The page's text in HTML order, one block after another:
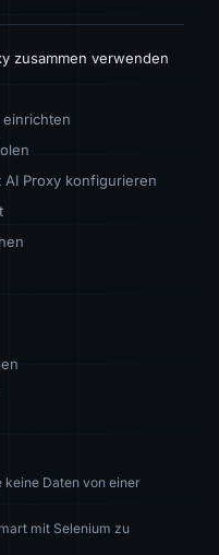
zusammen verwenden
Proxy konfigurieren
Daten von einer
mit Selenium zu